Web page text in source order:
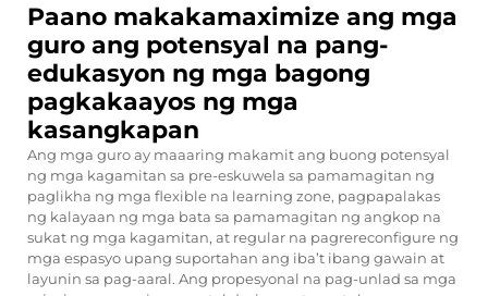
Paano makakamaximize ang mga
guro ang potensyal na pang-
edukasyon ng mga bagong
pagkakaayos ng mga
kasangkapan
Ang mga guro ay maaaring makamit ang buong potensyal
ng mga kagamitan sa pre-eskuwela sa pamamagitan ng
paglikha ng mga flexible na learning zone, pagpapalakas
ng kalayaan ng mga bata sa pamamagitan ng angkop na
sukat ng mga kagamitan, at regular na pagrereconfigure ng
mga espasyo upang suportahan ang iba’t ibang gawain at
layunin sa pag-aaral. Ang propesyonal na pag-unlad sa mga